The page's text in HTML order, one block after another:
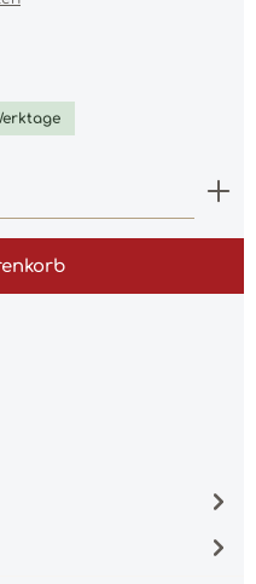
0 von 5 Sternen
gewünschten Wert